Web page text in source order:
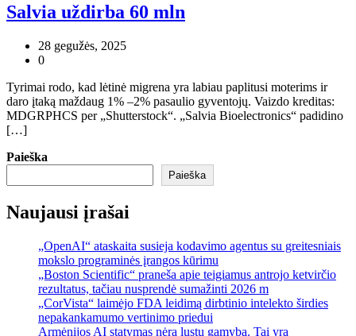
Salvia uždirba 60 mln
28 gegužės, 2025
0
Tyrimai rodo, kad lėtinė migrena yra labiau paplitusi moterims ir
daro įtaką maždaug 1% –2% pasaulio gyventojų. Vaizdo kreditas:
MDGRPHCS per „Shutterstock“. „Salvia Bioelectronics“ padidino
[…]
Paieška
Paieška
Naujausi įrašai
„OpenAI“ ataskaita susieja kodavimo agentus su greitesniais
mokslo programinės įrangos kūrimu
„Boston Scientific“ praneša apie teigiamus antrojo ketvirčio
rezultatus, tačiau nusprendė sumažinti 2026 m
„CorVista“ laimėjo FDA leidimą dirbtinio intelekto širdies
nepakankamumo vertinimo priedui
Armėnijos AI statymas nėra lustų gamyba. Tai yra